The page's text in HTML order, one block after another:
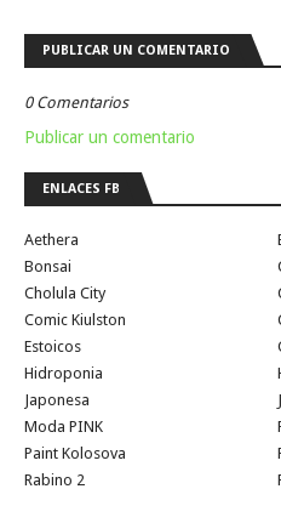
PUBLICAR UN COMENTARIO
0 Comentarios
Publicar un comentario
ENLACES FB
Aethera
Bonsai
Cholula City
Comic Kiulston
Estoicos
Hidroponia
Japonesa
Moda PINK
Paint Kolosova
Rabino 2